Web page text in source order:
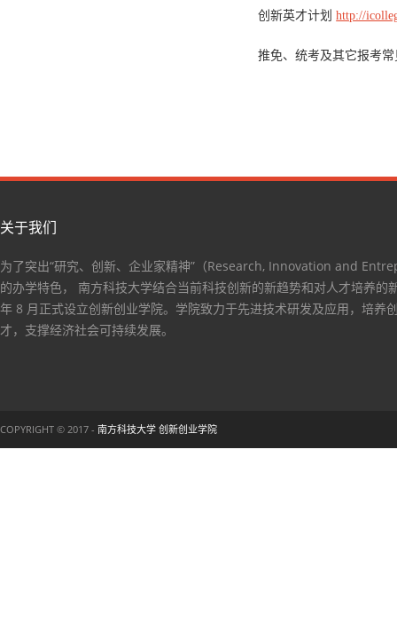
创新英才计划http://
推免、统考及其它报考
关于我们
为了突出“研究、创新、企业家精神”（Research, Innovation and
的办学特色， 南方科技大学结合当前科技创新的新趋势和对人才培养的
年 8 月正式设立创新创业学院。学院致力于先进技术研发及应用，培养
才，支撑经济社会可持续发展。
COPYRIGHT © 2017 - 南方科技大学 创新创业学院